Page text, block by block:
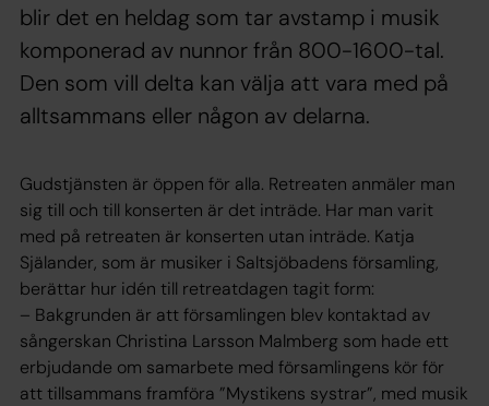
blir det en heldag som tar avstamp i musik
komponerad av nunnor från 800-1600-tal.
Den som vill delta kan välja att vara med på
alltsammans eller någon av delarna.
Gudstjänsten är öppen för alla. Retreaten anmäler man
sig till och till konserten är det inträde. Har man varit
med på retreaten är konserten utan inträde. Katja
Själander, som är musiker i Saltsjöbadens församling,
berättar hur idén till retreatdagen tagit form:
– Bakgrunden är att församlingen blev kontaktad av
sångerskan Christina Larsson Malmberg som hade ett
erbjudande om samarbete med församlingens kör för
att tillsammans framföra ”Mystikens systrar”, med musik